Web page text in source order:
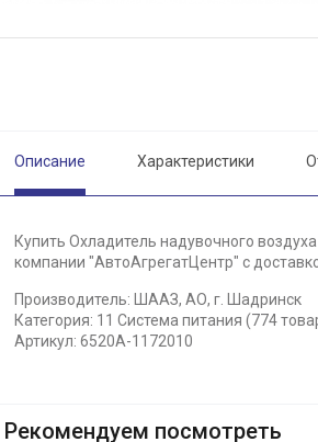
Описание Характеристики
Купить Охладитель надувочного
компании "АвтоАгрегатЦентр" с
Производитель: ШААЗ, АО, г. Шадринск
Категория: 11 Система питания (774
Артикул: 6520А-1172010
Рекомендуем посмотреть